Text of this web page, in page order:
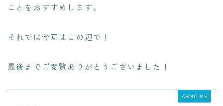
ことをおすすめします。
それでは今回はこの辺で！
最後までご閲覧ありがとうございました！
ABOUT ME